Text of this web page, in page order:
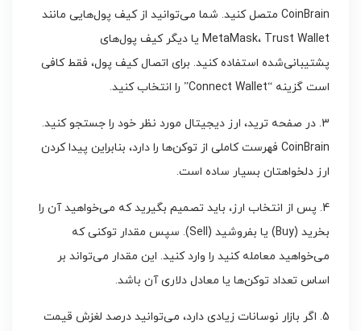
CoinBrain متصل کنید. شما می‌توانید از کیف پول‌هایی مانند
MetaMask، Trust Wallet یا دیگر کیف پول‌های
پشتیبانی‌شده استفاده کنید. برای اتصال کیف پول، فقط کافی
است گزینه “Connect Wallet” را انتخاب کنید.
3. در صفحه ترید، ارز دیجیتال مورد نظر خود را جستجو کنید.
CoinBrain فهرست کاملی از توکن‌ها را دارد، بنابراین پیدا کردن
ارز دلخواهتان بسیار ساده است.
4. پس از انتخاب ارز، باید تصمیم بگیرید که می‌خواهید آن را
بخرید (Buy) یا بفروشید (Sell). سپس مقدار توکنی که
می‌خواهید معامله کنید را وارد کنید. این مقدار می‌تواند بر
اساس تعداد توکن‌ها یا معادل دلاری آن باشد.
5. اگر بازار نوسانات زیادی دارد، می‌توانید درصد لغزش قیمت